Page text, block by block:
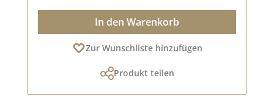
In den Warenkorb
Zur Wunschliste hinzufügen
Produkt teilen